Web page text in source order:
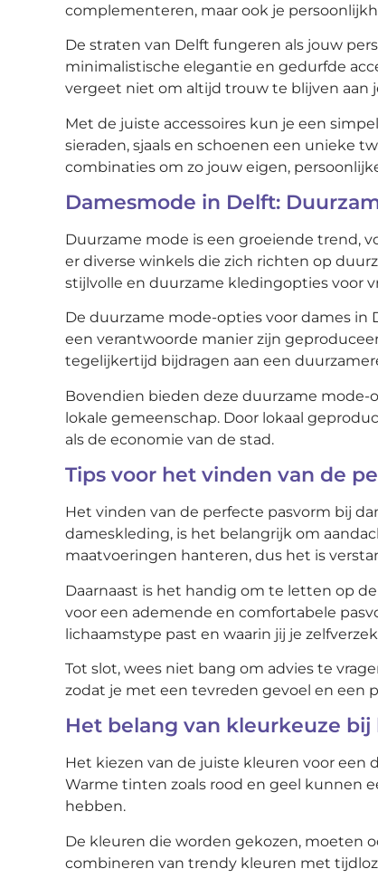
complementeren, maar ook je
De straten van Delft fungeren als jouw
minimalistische elegantie en gedurfde
vergeet niet om altijd trouw te blijven aan
Met de juiste accessoires kun je een
sieraden, sjaals en schoenen een unieke
combinaties om zo jouw eigen,
Damesmode in Delft:
Duurzame mode is een groeiende trend,
er diverse winkels die zich richten op
stijlvolle en duurzame kledingopties voor
De duurzame mode-opties voor dames
een verantwoorde manier zijn
tegelijkertijd bijdragen aan een
Bovendien bieden deze duurzame mode-
lokale gemeenschap. Door lokaal
als de economie van de stad.
Tips voor het vinden van de
Het vinden van de perfecte pasvorm bij
dameskleding, is het belangrijk om
maatvoeringen hanteren, dus het is
Daarnaast is het handig om te letten op
voor een ademende en comfortabele
lichaamstype past en waarin jij je
Tot slot, wees niet bang om advies te
zodat je met een tevreden gevoel en een
Het belang van kleurkeuze
Het kiezen van de juiste kleuren voor een
Warme tinten zoals rood en geel kunnen
hebben.
De kleuren die worden gekozen, moeten
combineren van trendy kleuren met